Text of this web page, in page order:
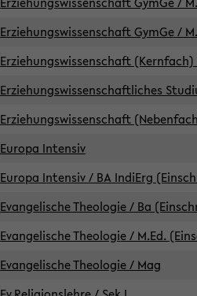
Erziehungswissenschaft GymGe /
Erziehungswissenschaft (Kernfach)
Erziehungswissenschaftliches
Erziehungswissenschaft
Europa Intensiv
Europa Intensiv / BA IndiErg
Evangelische Theologie / Ba
Evangelische Theologie / M.Ed.
Evangelische Theologie / Mag